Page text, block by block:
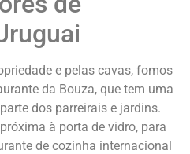
e pelas cavas, fomos
da Bouza, que tem uma
dos parreirais e jardins.
à porta de vidro, para
de cozinha internacional